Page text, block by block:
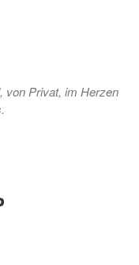
von Privat, im Herzen